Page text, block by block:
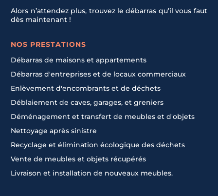
Alors n’attendez plus, trouvez le débarras qu’il vous faut
dès maintenant !
NOS PRESTATIONS
Débarras de maisons et appartements
Débarras d'entreprises et de locaux commerciaux
Enlèvement d'encombrants et de déchets
Déblaiement de caves, garages, et greniers
Déménagement et transfert de meubles et d'objets
Nettoyage après sinistre
Recyclage et élimination écologique des déchets
Vente de meubles et objets récupérés
Livraison et installation de nouveaux meubles.